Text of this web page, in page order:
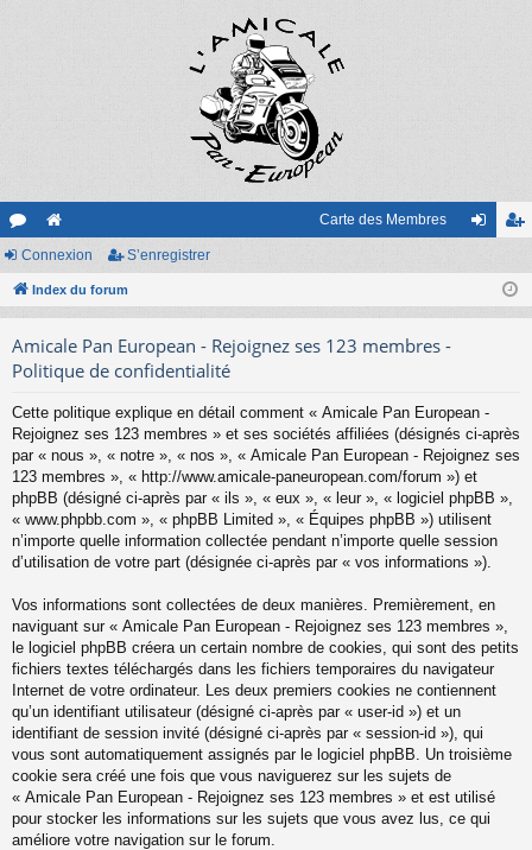
or
u
s
e
sit
Carte des Membres
nr
r
Connexion S’enregistrer
Index du forum
Amicale Pan European - Rejoignez ses 123 membres -
Politique de confidentialité
Cette politique explique en détail comment « Amicale Pan European -
Rejoignez ses 123 membres » et ses sociétés affiliées (désignés ci-après
par « nous », « notre », « nos », « Amicale Pan European - Rejoignez ses
123 membres », « http://www.amicale-paneuropean.com/forum ») et
phpBB (désigné ci-après par « ils », « eux », « leur », « logiciel phpBB »,
« www.phpbb.com », « phpBB Limited », « Équipes phpBB ») utilisent
n’importe quelle information collectée pendant n’importe quelle session
d’utilisation de votre part (désignée ci-après par « vos informations »).
Vos informations sont collectées de deux manières. Premièrement, en
naviguant sur « Amicale Pan European - Rejoignez ses 123 membres »,
le logiciel phpBB créera un certain nombre de cookies, qui sont des petits
fichiers textes téléchargés dans les fichiers temporaires du navigateur
Internet de votre ordinateur. Les deux premiers cookies ne contiennent
qu’un identifiant utilisateur (désigné ci-après par « user-id ») et un
identifiant de session invité (désigné ci-après par « session-id »), qui
vous sont automatiquement assignés par le logiciel phpBB. Un troisième
cookie sera créé une fois que vous naviguerez sur les sujets de
« Amicale Pan European - Rejoignez ses 123 membres » et est utilisé
pour stocker les informations sur les sujets que vous avez lus, ce qui
améliore votre navigation sur le forum.